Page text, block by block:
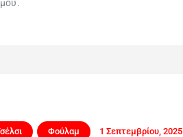
Φούλαμ 1 Σεπτεμβρίου, 2025